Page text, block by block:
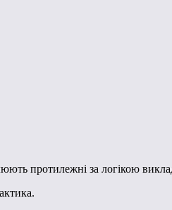
протилежні за логікою